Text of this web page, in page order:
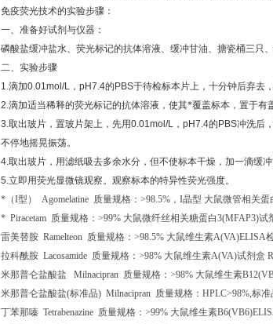
免疫荧光技术的实验步骤：
一、准备好试剂与仪器：
磷酸盐缓冲盐水、荧光标记的抗体溶液、缓冲甘油、搪瓷桶三只
二、实验步骤
1.滴加0.01mol/L ， pH7.4的 PBS于待检标本片上，十分钟后弃去
2.滴加适当稀释的荧光标记的抗体溶液，使其*覆盖标本，置于有
3.取出玻片，置玻片架上，先用0.01mol/L ， pH7.4的 PBS冲洗后
不停地摇晃振荡。
4.取出玻片，用滤纸吸去多余水分，但不使标本干燥，加一滴缓冲
5.立即用荧光显微镜观察。观察标本的特异性荧光强度。
*（I型） Agomelatine 质量规格： >98.5% ， I晶型 大鼠微管相关蛋
* Piracetam 质量规格： >99% 大鼠微纤丝相关糖蛋白3(MFAP3)试
雷美替胺 Ramelteon 质量规格： >98.5% 大鼠维生素A(VA)ELISA
拉科酰胺 Lacosamide 质量规格： >98% 大鼠维生素A(VA)试剂盒
米那普仑盐酸盐 Milnacipran 质量规格： >98% 大鼠维生素
米那普仑盐酸盐(标准品) Milnacipran 质量规格： HPLC>98%,标准
丁苯那嗪 Tetrabenazine 质量规格： >99% 大鼠维生素